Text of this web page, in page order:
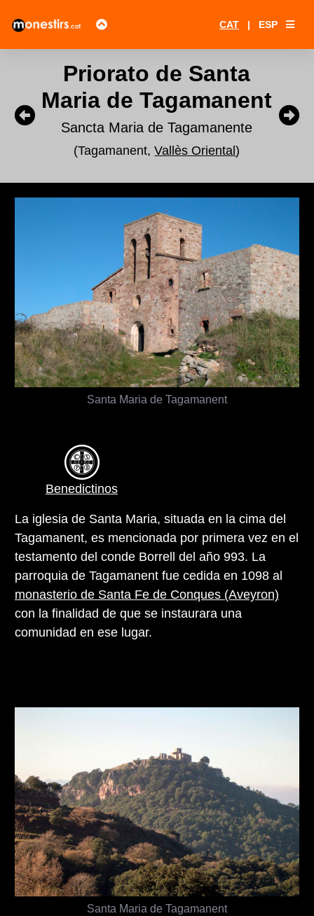
CAT | ESP
Priorato de Santa
Maria de Tagamanent
Sancta Maria de Tagamanente
(Tagamanent,Vallès Oriental)
Santa Maria de Tagamanent
Benedictinos
La iglesia de Santa Maria, situada en la cima del
Tagamanent, es mencionada por primera vez en el
testamento del conde Borrell del año 993. La
parroquia de Tagamanent fue cedida en 1098 al
monasterio de Santa Fe de Conques (Aveyron)
con la finalidad de que se instaurara una
comunidad en ese lugar.
Santa Maria de Tagamanent